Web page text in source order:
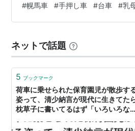
#幌馬車 #手押し車 #台車 #乳
ネットで話題
5 ブックマーク
荷車に乗せられた保育園児が散歩す
姿って、清少納言が現代に生きてた
枕草子に書いてるはず「いろいろなる